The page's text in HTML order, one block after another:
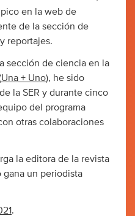
en la web de
de la sección de
reportajes.
sección de ciencia en la
Una + Uno), he sido
la SER y durante cinco
del programa
otras colaboraciones
la editora de la revista
gana un periodista
.